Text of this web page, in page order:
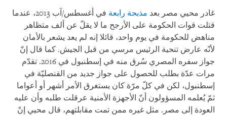
غادر محيي مصر بعد مذبحة رابعة
في أغسطس/آب 2013، عندما
قتلت قوات الحكومة على الأرجح ما لا يقلّ عن ألف متظاهر
مناهض للحكومة في يوم واحد، قائلا إنه لم يعد يشعر بالأمان
لأنّه عارض تنحية الرئيس مرسي من قبل الجيش. كما قال إنّ
جواز سفره المصري سُرق منه في إسطنبول في 2016. تقدّم
مرات عدّة بطلب للحصول على جواز جديد من القنصليّة في
إسطنبول، لكن في كلّ مرّة كان يستغرق الأمر أشهر أو أعواما
ثمّ يُعلمه المسؤولون أنّ الأجهزة الأمنية عرقلت طلبه وأن عليه
العودة إلى مصر. مثل غيره ممن تمت مقابلتهم، قال محيي إنّ